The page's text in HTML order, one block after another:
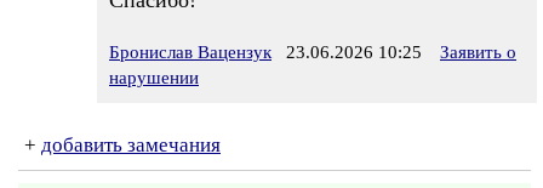
Бронислав Вацензук 23.06.2026 10:25
Заявить о
нарушении
+ добавить замечания